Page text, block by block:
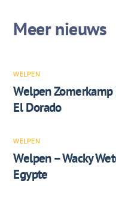
WELPEN
Welpen
El Dorado
WELPEN
Welpen – Wacky
Egypte